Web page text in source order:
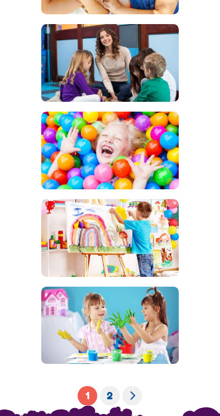
NOUVEAUTÉS DE LA MICRO
CRÈCHE
18 DÉCEMBRE 2018
VIEWS 0 COMMENTS
0 LIKES BYWEBMASTER
SHARE
NOUVEAUTÉS DE LA MICRO
CRÈCHE
14 DÉCEMBRE 2018
701
VIEWS 0 COMMENTS
0 LIKES BYWEBMASTER
SHARE
NOUVEAUTÉS DE LA MICRO
CRÈCHE
10 DÉCEMBRE 2018
724
VIEWS 0 COMMENTS
0 LIKES BYWEBMASTER
SHARE
NOUVEAUTÉS DE LA MICRO
CRÈCHE
6 DÉCEMBRE 2018
684
VIEWS
0
COMMENTS 0 LIKES
BY
WEBMASTER
SHARE
CRÈCHE
2 DÉCEMBRE 2018
0
COMMENTS 0 LIKES
1 2
>